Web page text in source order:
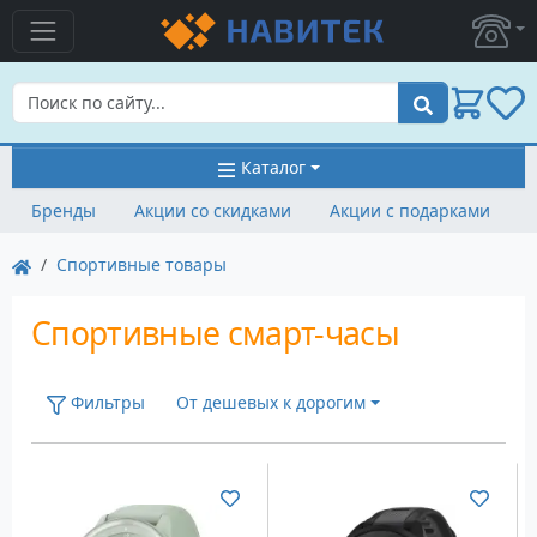
Поиск
Каталог
Бренды
Акции со скидками Акции с подарками
Cпортивные товары
Спортивные смарт-часы
Фильтры От дешевых к дорогим